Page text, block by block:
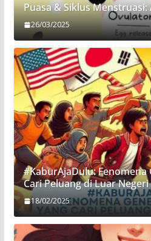
Puasa & Siklus Menstruasi:
26/03/2025
#KaburAjaDulu: Fenomena
Cari Peluang di Luar Negeri
18/02/2025